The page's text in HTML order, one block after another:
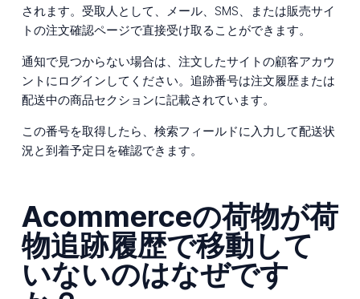
されます。受取人として、メール、SMS、または販売サイ
トの注文確認ページで直接受け取ることができます。
通知で見つからない場合は、注文したサイトの顧客アカウ
ントにログインしてください。追跡番号は注文履歴または
配送中の商品セクションに記載されています。
この番号を取得したら、検索フィールドに入力して配送状
況と到着予定日を確認できます。
Acommerceの荷物が荷
物追跡履歴で移動して
いないのはなぜです